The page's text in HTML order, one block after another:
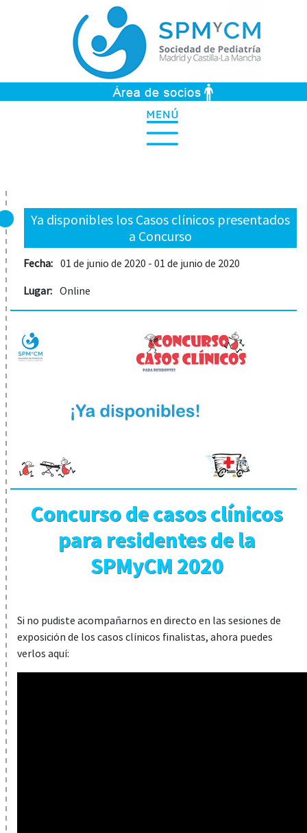
Ya disponibles los Casos clínicos presentados
a Concurso
Fecha: 01 de junio de 2020 - 01 de junio de 2020
Lugar: Online
Concurso de casos clínicos
para residentes de la
SPMyCM 2020
Si no pudiste acompañarnos en directo en las sesiones de
exposición de los casos clínicos finalistas, ahora puedes
verlos aquí: